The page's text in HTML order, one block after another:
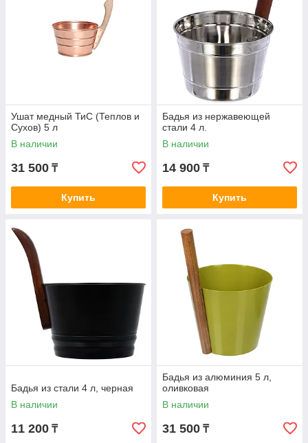
Ушат медный ТиС (Теплов и
Сухов) 5 л
В наличии
31 500 ₸
Купить
Бадья из нержавеющей
стали 4 л.
В наличии
14 900 ₸
Купить
Бадья из стали 4 л, черная
В наличии
11 200 ₸
Бадья из алюминия 5 л,
оливковая
В наличии
31 500 ₸